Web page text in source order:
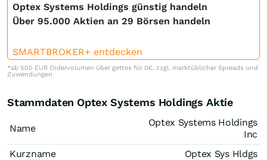
Optex Systems Holdings günstig handeln
Über 95.000 Aktien an 29 Börsen handeln
SMARTBROKER+ entdecken
*ab 500 EUR Ordervolumen über gettex für 0€, zzgl. marktüblicher Spreads und
Zuwendungen
Stammdaten Optex Systems Holdings Aktie
Name
Optex Systems Holdings
Inc
Kurzname
Optex Sys Hldgs